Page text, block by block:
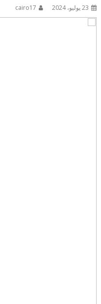
23 يوليو، 2024 cairo17